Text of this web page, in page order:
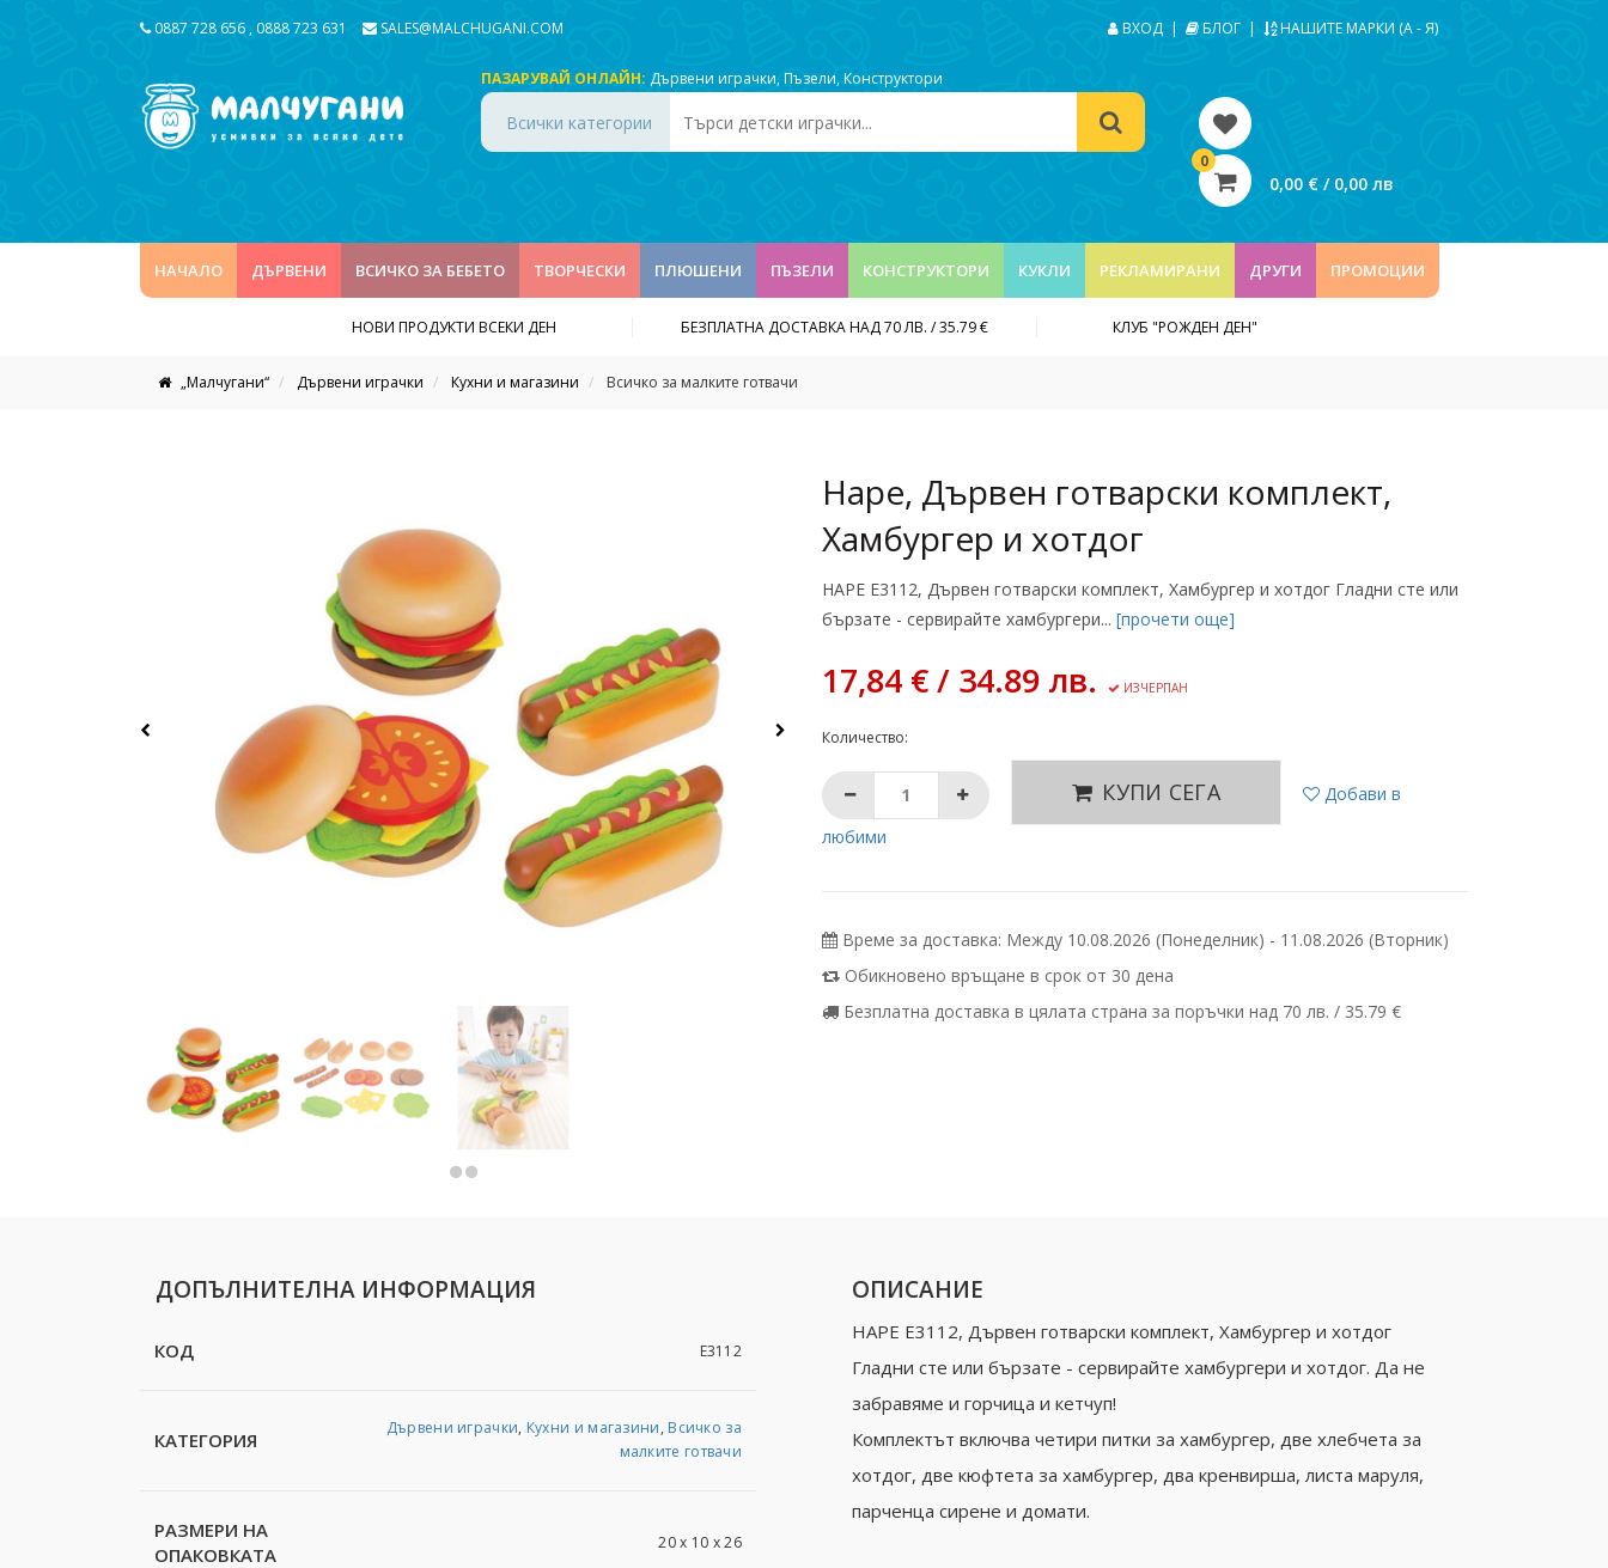
0887 728 656 , 0888 723 631 SALES@MALCHUGANI.COM ВХОД | БЛОГ | НАШИТЕ МАРКИ (А - Я)
ПАЗАРУВАЙ ОНЛАЙН: Дървени играчки,Пъзели,Конструктори
Всички категории
0
0,00 € / 0,00 лв
НАЧАЛО ДЪРВЕНИ ВСИЧКО ЗА БЕБЕТО ТВОРЧЕСКИ ПЛЮШЕНИ ПЪЗЕЛИ КОНСТРУКТОРИ КУКЛИ РЕКЛАМИРАНИ ДРУГИ ПРОМОЦИИ
НОВИ ПРОДУКТИ ВСЕКИ ДЕН БЕЗПЛАТНА ДОСТАВКА НАД 70 ЛВ. / 35.79 € КЛУБ "РОЖДЕН ДЕН"
„Малчугани“ Дървени играчки Кухни и магазини Всичко за малките готвачи
Hape, Дървен готварски комплект,
Хамбургер и хотдог
HAPE Е3112, Дървен готварски комплект, Хамбургер и хотдог Гладни сте или
бързате - сервирайте хамбургери... [прочети още]
17,84 € / 34.89 лв. ИЗЧЕРПАН
Количество:
КУПИ СЕГА
Добави в
любими
Време за доставка: Между 10.08.2026 (Понеделник) - 11.08.2026 (Вторник)
Обикновено връщане в срок от 30 дена
Безплатна доставка в цялата страна за поръчки над 70 лв. / 35.79 €
ДОПЪЛНИТЕЛНА ИНФОРМАЦИЯ
КОД Е3112
КАТЕГОРИЯ
Дървени играчки, Кухни и магазини, Всичко за
малките готвачи
РАЗМЕРИ НА
ОПАКОВКАТА
20 х 10 х 26
ОПИСАНИЕ
HAPE Е3112, Дървен готварски комплект, Хамбургер и хотдог
Гладни сте или бързате - сервирайте хамбургери и хотдог. Да не
забравяме и горчица и кетчуп!
Комплектът включва четири питки за хамбургер, две хлебчета за
хотдог, две кюфтета за хамбургер, два кренвирша, листа маруля,
парченца сирене и домати.